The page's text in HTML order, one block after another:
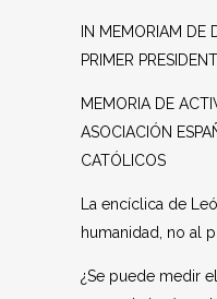
IN MEMORIAM DE
PRIMER
MEMORIA DE
ASOCIACIÓN
CATÓLICOS
La encíclica de
humanidad, no al
¿Se puede medir